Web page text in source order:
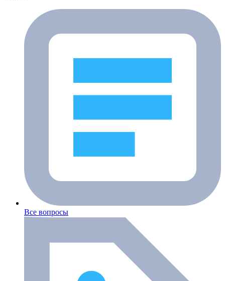
Все вопросы